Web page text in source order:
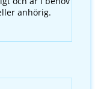
anhörig.